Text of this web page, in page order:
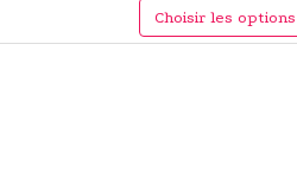
Choisir les options